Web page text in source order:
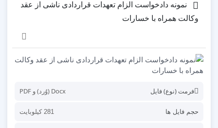
نمونه دادخواست الزام تعهدات قراردادی ناشی از عقد
وکالت همراه با خسارات
فرمت (نوع) فایل Docx (وُرد) و PDF
حجم فایل ها 281 کیلوبایت